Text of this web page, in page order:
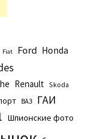
Fiat Ford Honda
Renault Skoda
ВАЗ ГАИ
Шпионские фото